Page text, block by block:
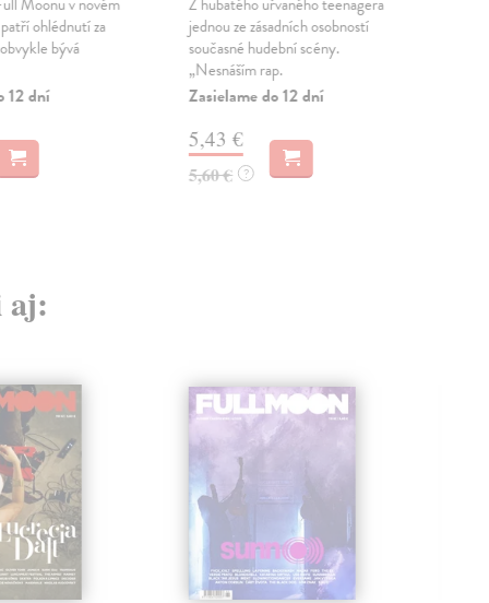
ohlédnutí za
bývá
12 dní
jednou ze zásadních osobností
současné hudební scény.
„Nesnáším rap.
Zasielame do 12 dní
5,43 €
5,60 € ?
aj: